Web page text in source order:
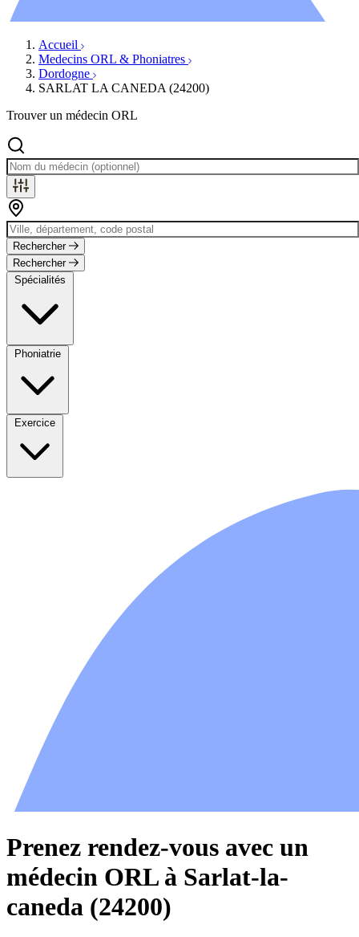
Accueil
Medecins ORL & Phoniatres
Dordogne
SARLAT LA CANEDA (24200)
Trouver un médecin ORL
Rechercher
Rechercher
Spécialités
Phoniatrie
Exercice
Prenez rendez-vous avec un
médecin ORL à Sarlat-la-
caneda (24200)